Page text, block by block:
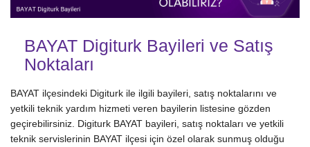
BAYAT Digiturk Bayileri ve Satış
Noktaları
BAYAT ilçesindeki Digiturk ile ilgili bayileri, satış noktalarını ve
yetkili teknik yardım hizmeti veren bayilerin listesine gözden
geçirebilirsiniz. Digiturk BAYAT bayileri, satış noktaları ve yetkili
teknik servislerinin BAYAT ilçesi için özel olarak sunmuş olduğu